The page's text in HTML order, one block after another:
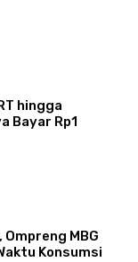
hingga
Bayar Rp1
Ompreng MBG
Konsumsi